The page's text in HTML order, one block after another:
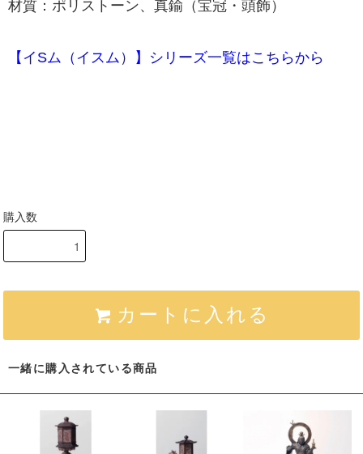
材質：ポリストーン、真鍮（宝冠・頭飾）
【イSム（イスム）】シリーズ一覧はこちらから
購入数
カートに入れる
一緒に購入されている商品